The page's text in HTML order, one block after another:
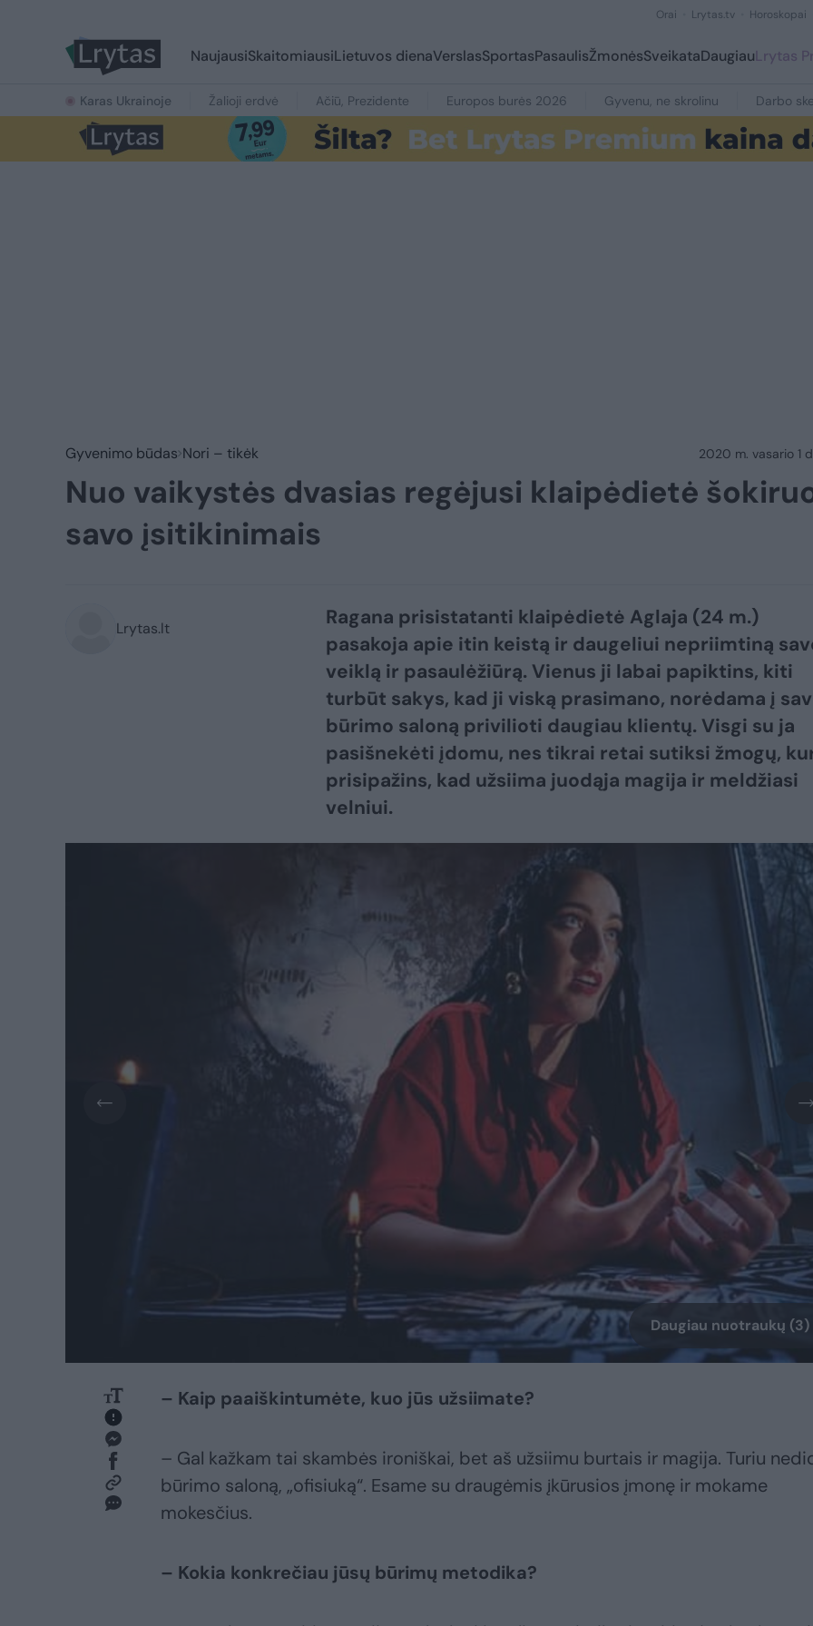
Orai Lrytas.tv Horoskopai
NaujausiSkaitomiausiLietuvos dienaVerslasSportasPasaulisŽmonėsSveikataDaugiauLrytas
Karas Ukrainoje Žalioji erdvė Ačiū, Prezidente Europos burės 2026 Gyvenu, ne skrolinu Darbo
Gyvenimo būdas Nori – tikėk 2020 m. vasario 1
Nuo vaikystės dvasias regėjusi klaipėdietė
savo įsitikinimais
Lrytas.lt
Ragana prisistatanti klaipėdietė Aglaja (24 m.)
pasakoja apie itin keistą ir daugeliui nepriimtiną
veiklą ir pasaulėžiūrą. Vienus ji labai papiktins, kiti
turbūt sakys, kad ji viską prasimano, norėdama į
būrimo saloną privilioti daugiau klientų. Visgi su ja
pasišnekėti įdomu, nes tikrai retai sutiksi žmogų,
prisipažins, kad užsiima juodąja magija ir meldžiasi
velniui.
Daugiau nuotraukų (3)
– Kaip paaiškintumėte, kuo jūs užsiimate?
– Gal kažkam tai skambės ironiškai, bet aš užsiimu burtais ir magija. Turiu
būrimo saloną, „ofisiuką“. Esame su draugėmis įkūrusios įmonę ir mokame
mokesčius.
– Kokia konkrečiau jūsų būrimų metodika?